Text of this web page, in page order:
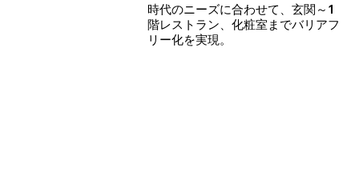
時代のニーズに合わせて、玄関～1
階レストラン、化粧室までバリアフ
リー化を実現。